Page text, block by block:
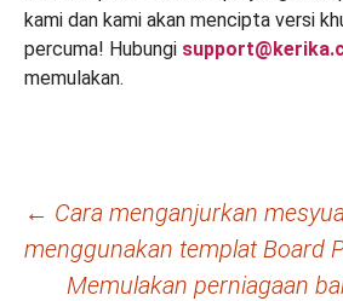
kami dan kami akan mencipta versi
percuma! Hubungi
memulakan.
Navigasi
kiriman
← Cara menganjurkan
menggunakan templat Board
Memulakan perniagaan